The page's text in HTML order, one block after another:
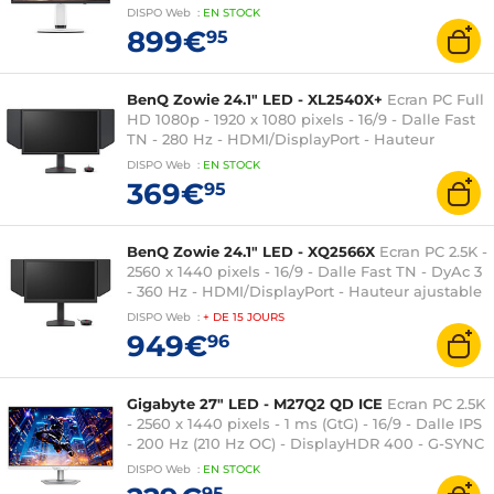
FreeSync Premium Pro - DisplayPort/HDMI/USB-
C - Pivot - Noir/Blanc
DISPO Web : EN STOCK
899€95
BenQ Zowie 24.1" LED - XL2540X+ Ecran PC Full
HD 1080p - 1920 x 1080 pixels - 16/9 - Dalle Fast
TN - 280 Hz - HDMI/DisplayPort - Hauteur
ajustable - S-Switch/Bouclier - Noir
DISPO Web : EN STOCK
369€95
BenQ Zowie 24.1" LED - XQ2566X Ecran PC 2.5K -
2560 x 1440 pixels - 16/9 - Dalle Fast TN - DyAc 3
- 360 Hz - HDMI/DisplayPort - Hauteur ajustable
- S-Switch/Bouclier - Noir
DISPO Web : + DE 15 JOURS
949€96
Gigabyte 27" LED - M27Q2 QD ICE Ecran PC 2.5K
- 2560 x 1440 pixels - 1 ms (GtG) - 16/9 - Dalle IPS
- 200 Hz (210 Hz OC) - DisplayHDR 400 - G-SYNC
Compatible - HDMI/DisplayPort/USB-C - Pivot -
DISPO Web : EN STOCK